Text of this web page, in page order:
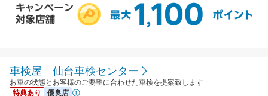
車検屋 仙台車検センター
お車の状態とお客様のご要望に合わせた車検を提案致します
特典あり
優良店